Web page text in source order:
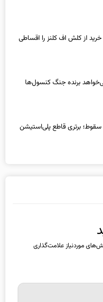
از کلش اف کلنز را اقساطی
برنده جنگ کنسول‌ها
برتری قاطع پلی‌استیشن
موردنیاز علامت‌گذاری